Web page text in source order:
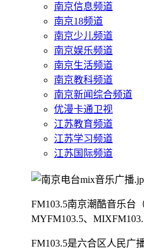
南京信息频道
南京18频道
南京少儿频道
南京娱乐频道
南京生活频道
南京教科频道
南京新闻综合频道
优漫卡通卫视
江苏教育频道
江苏学习频道
江苏国际频道
FM103.5南京潮酷音乐台
MYFM103.5、
FM103.5是六合区人民广